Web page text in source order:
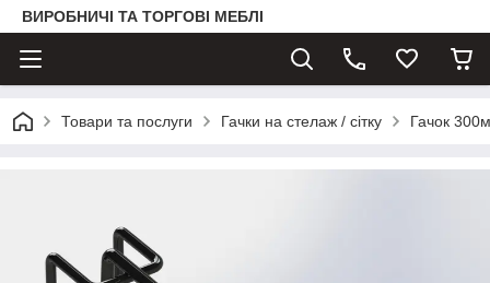
ВИРОБНИЧІ ТА ТОРГОВІ МЕБЛІ
Товари та послуги Гачки на стелаж / сітку Гачок